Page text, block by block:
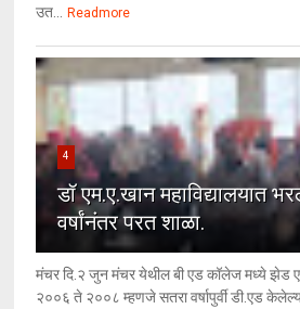
उत...
Readmore
4
डॉ एम.ए.खान महाविद्यालयात
वर्षांनंतर परत शाळा.
मंचर दि.२ जुन मंचर येथील बी एड कॉलेज मध्ये झेड
२००६ ते २००८ म्हणजे सतरा वर्षापुर्वी डी.एड